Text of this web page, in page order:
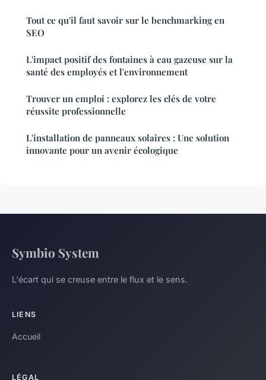
Tout ce qu'il faut savoir sur le benchmarking en
SEO
L'impact positif des fontaines à eau gazeuse sur la
santé des employés et l'environnement
Trouver un emploi : explorez les clés de votre
réussite professionnelle
L'installation de panneaux solaires : Une solution
innovante pour un avenir écologique
Symbio System
L'écart qui se creuse entre le flux et le sens.
LIENS
Accueil
LÉGAL